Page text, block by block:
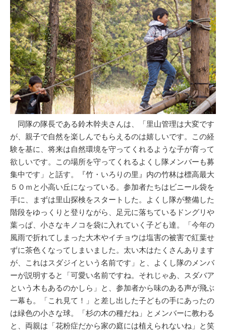
同隊の隊長である鈴木幹夫さんは、「里山管理は大変です
が、親子で自然を楽しんでもらえるのは嬉しいです。この経
験を基に、将来は自然環境を守ってくれるような子が育って
欲しいです。この場所を守ってくれるよくし隊メンバーも募
集中です」と話す。『竹・いろりの里』内の竹林は標高最大
５０ｍと小高い丘になっている。参加者たちはビニール袋を
手に、まずは里山探検をスタートした。よくし隊が整備した
階段をゆっくりと登りながら、足元に落ちているドングリや
葉っぱ、小さなキノコを袋に入れていく子ども達。「今年の
風雨で折れてしまった大木やイチョウは塩害の被害で紅葉せ
ずに茶色くなってしまいました。太い木はたくさんあります
が、これはスダジイという名前です」と、よくし隊のメンバ
ーが説明すると「可愛い名前ですね。それじゃあ、スダバア
という木もあるのかしら」と、参加者から味のある声が飛ぶ
一幕も。「これ見て！」と差し出した子どもの手にあったの
は緑色の小さな球。「杉の木の種だね」とメンバーに教わる
と、両親は「花粉症だから家の庭には植えられないね」と笑